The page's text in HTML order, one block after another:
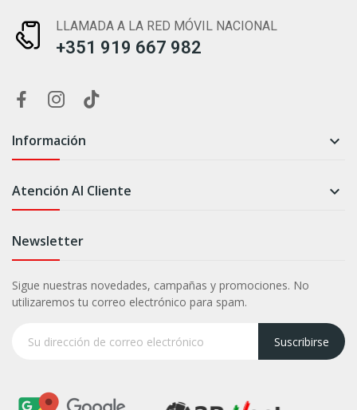
LLAMADA A LA RED MÓVIL NACIONAL
+351 919 667 982
Información 
Atención Al Cliente 
Newsletter
Sigue nuestras novedades, campañas y promociones. No
utilizaremos tu correo electrónico para spam.
Suscribirse